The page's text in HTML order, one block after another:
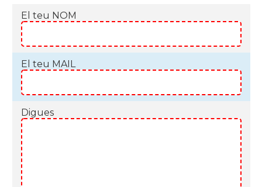
El teu NOM
El teu MAIL
Digues